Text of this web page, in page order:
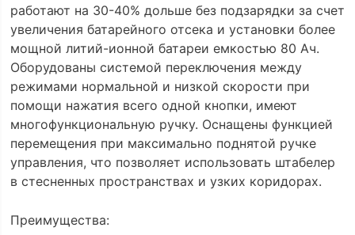
работают на 30-40% дольше без подзарядки за счет
увеличения батарейного отсека и установки более
мощной литий-ионной батареи емкостью 80 Ач.
Оборудованы системой переключения между
режимами нормальной и низкой скорости при
помощи нажатия всего одной кнопки, имеют
многофункциональную ручку. Оснащены функцией
перемещения при максимально поднятой ручке
управления, что позволяет использовать штабелер
в стесненных пространствах и узких коридорах.
Преимущества: